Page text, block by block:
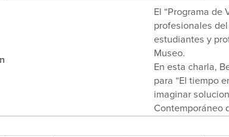
El “Programa
profesionales
estudiantes y
Museo.
En esta charla,
para “El tiempo
imaginar
Contemporáneo